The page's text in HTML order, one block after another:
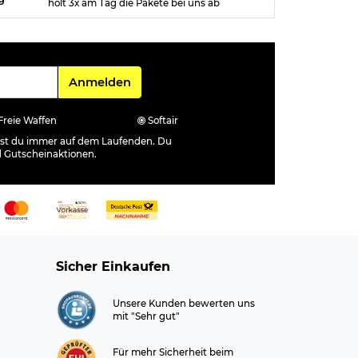
holt 3x am Tag die Pakete bei uns ab
Für den Newsletter
Anmelden
Waffen
Softair
du immer auf dem Laufenden. Du
Sicher Einkaufen
Unsere Kunden bewerten uns
mit "Sehr gut"
Für mehr Sicherheit beim